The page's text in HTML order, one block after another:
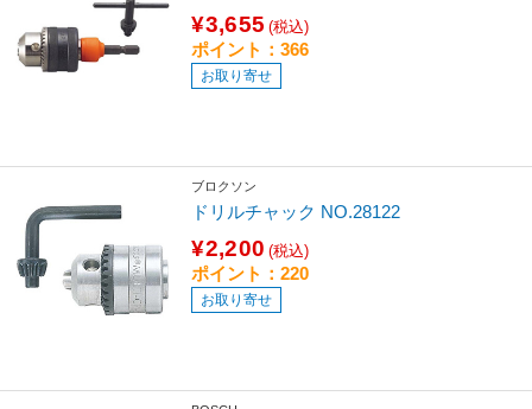
¥3,655 (税込)
ポイント：366
お取り寄せ
ブロクソン
ドリルチャック NO.28122
¥2,200 (税込)
ポイント：220
お取り寄せ